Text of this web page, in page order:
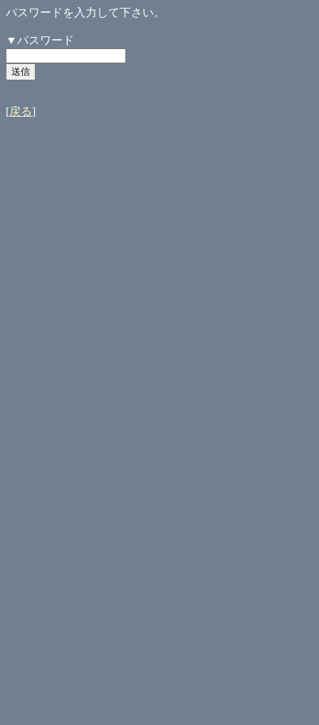
パスワードを入力して下さい。
▼パスワード
[戻る]